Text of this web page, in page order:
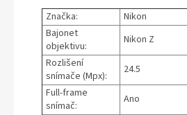
Značka:
Nikon
Bajonet
objektivu:
Nikon Z
Rozlišení
snímače (Mpx):
24.5
Full-frame
snímač:
Ano